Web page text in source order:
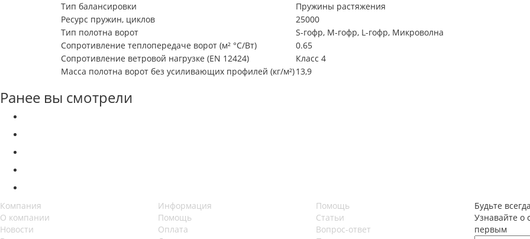
Тип балансировки
Пружины растяжения
Ресурс пружин, циклов
25000
Тип полотна ворот
S-гофр, М-гофр, L-гофр, Микроволна
Сопротивление теплопередаче ворот (м² °С/Вт)
0.65
Сопротивление ветровой нагрузке (EN 12424)
Класс 4
Масса полотна ворот без усиливающих профилей (кг/м²)13,9
Ранее вы смотрели
Компания
О компании
Новости
Информация
Помощь
Оплата
Помощь
Статьи
Вопрос-ответ
Будьте
Узнавайте о
первым